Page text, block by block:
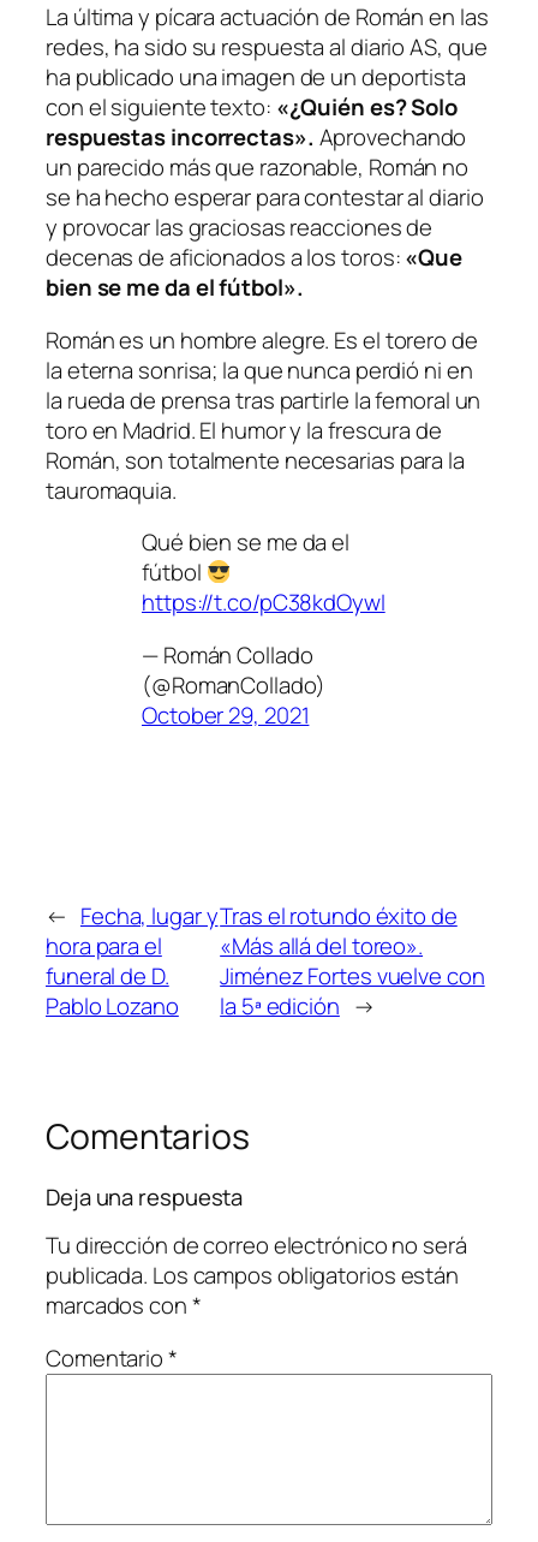
La última y pícara actuación de Román en las
redes, ha sido su respuesta al diario AS, que
ha publicado una imagen de un deportista
con el siguiente texto: «¿Quién es? Solo
respuestas incorrectas». Aprovechando
un parecido más que razonable, Román no
se ha hecho esperar para contestar al diario
y provocar las graciosas reacciones de
decenas de aficionados a los toros:«Que
bien se me da el fútbol».
Román es un hombre alegre. Es el torero de
la eterna sonrisa; la que nunca perdió ni en
la rueda de prensa tras partirle la femoral un
toro en Madrid. El humor y la frescura de
Román, son totalmente necesarias para la
tauromaquia.
Qué bien se me da el
fútbol
https://t.co/pC38kdOywI
— Román Collado
(@RomanCollado)
October 29, 2021
← Fecha, lugar y
hora para el
funeral de D.
Pablo Lozano
Tras el rotundo éxito de
«Más allá del toreo».
Jiménez Fortes vuelve con
la 5ª edición →
Comentarios
Deja una respuesta
Tu dirección de correo electrónico no será
publicada. Los campos obligatorios están
marcados con*
Comentario*